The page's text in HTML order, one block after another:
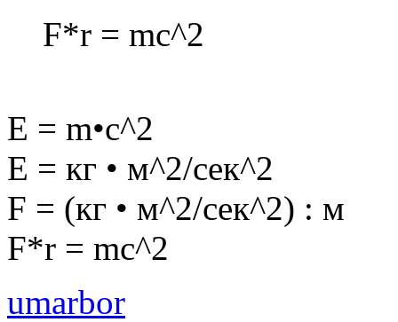
F*r = mc^2
E = m•c^2
E = кг • м^2/сек^2
F = (кг • м^2/сек^2) : м
F*r = mc^2
umarbor